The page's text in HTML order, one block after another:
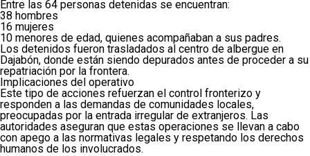
Entre las 64 personas detenidas se encuentran:
38 hombres
16 mujeres
10 menores de edad, quienes acompañaban a sus padres.
Los detenidos fueron trasladados al centro de albergue en
Dajabón, donde están siendo depurados antes de proceder a su
repatriación por la frontera.
Implicaciones del operativo
Este tipo de acciones refuerzan el control fronterizo y
responden a las demandas de comunidades locales,
preocupadas por la entrada irregular de extranjeros. Las
autoridades aseguran que estas operaciones se llevan a cabo
con apego a las normativas legales y respetando los derechos
humanos de los involucrados.